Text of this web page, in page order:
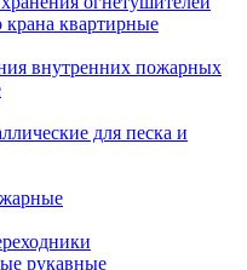
квартирные
внутренних пожарных
для песка и
рукавные